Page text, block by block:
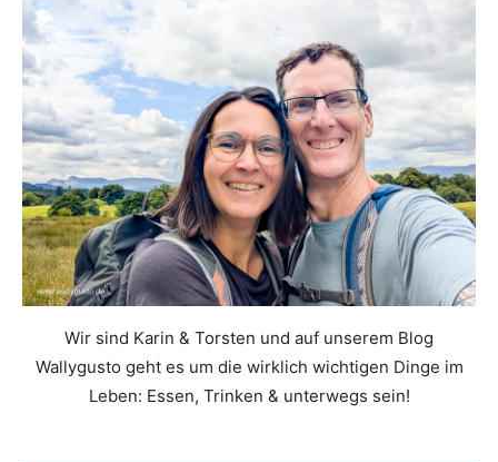
Wir sind Karin & Torsten und auf unserem Blog
Wallygusto geht es um die wirklich wichtigen Dinge im
Leben: Essen, Trinken & unterwegs sein!